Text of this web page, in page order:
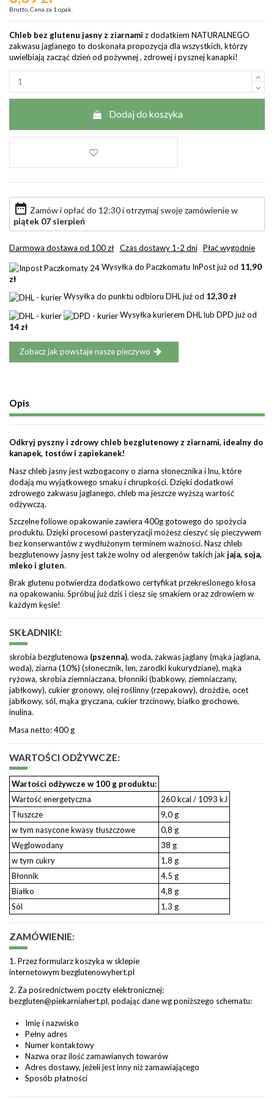
Brutto, Cena za 1 opak.
Chleb bez glutenu jasny z ziarnami z dodatkiem NATURALNEGO
zakwasu jaglanego to doskonała propozycja dla wszystkich, którzy
uwielbiają zacząć dzień od pożywnej , zdrowej i pysznej kanapki!
Dodaj do koszyka
date_range Zamów i opłać do 12:30 i otrzymaj swoje zamówienie w
piątek 07 sierpień
Darmowa dostawa od 100 zł Czas dostawy 1-2 dni Płać wygodnie
Wysyłka do Paczkomatu InPost już od 11,90
zł
Wysyłka do punktu odbioru DHL już od 12,30 zł
Wysyłka kurierem DHL lub DPD już od
14 zł
Zobacz jak powstaje nasze pieczywo
Opis
Odkryj pyszny i zdrowy chleb bezglutenowy z ziarnami, idealny do
kanapek, tostów i zapiekanek!
Nasz chleb jasny jest wzbogacony o ziarna słonecznika i lnu, które
dodają mu wyjątkowego smaku i chrupkości. Dzięki dodatkowi
zdrowego zakwasu jaglanego, chleb ma jeszcze wyższą wartość
odżywczą.
Szczelne foliowe opakowanie zawiera 400g gotowego do spożycia
produktu. Dzięki procesowi pasteryzacji możesz cieszyć się pieczywem
bez konserwantów z wydłużonym terminem ważności. Nasz chleb
bezglutenowy jasny jest także wolny od alergenów takich jak jaja, soja,
mleko i gluten.
Brak glutenu potwierdza dodatkowo certyfikat przekreślonego kłosa
na opakowaniu. Spróbuj już dziś i ciesz się smakiem oraz zdrowiem w
każdym kęsie!
SKŁADNIKI:
skrobia bezglutenowa (pszenna), woda, zakwas jaglany (mąka jaglana,
woda), ziarna (10%) (słonecznik, len, zarodki kukurydziane), mąka
ryżowa, skrobia ziemniaczana, błonniki (babkowy, ziemniaczany,
jabłkowy), cukier gronowy, olej roślinny (rzepakowy), drożdże, ocet
jabłkowy, sól, mąka gryczana, cukier trzcinowy, białko grochowe,
inulina.
Masa netto: 400 g
WARTOŚCI ODŻYWCZE:
Wartości odżywcze w 100 g produktu:
Wartość energetyczna
260 kcal / 1093 kJ
Tłuszcze
9,0 g
w tym nasycone kwasy tłuszczowe
0,8 g
Węglowodany
38 g
w tym cukry
1,8 g
Błonnik
4,5 g
Białko
4,8 g
Sól
1,3 g
ZAMÓWIENIE:
1. Przez formularz koszyka w sklepie
internetowym bezglutenowyhert.pl
2. Za pośrednictwem poczty elektronicznej:
bezgluten@piekarniahert.pl, podając dane wg poniższego schematu:
Imię i nazwisko
Pełny adres
Numer kontaktowy
Nazwa oraz ilość zamawianych towarów
Adres dostawy, jeżeli jest inny niż zamawiającego
Sposób płatności